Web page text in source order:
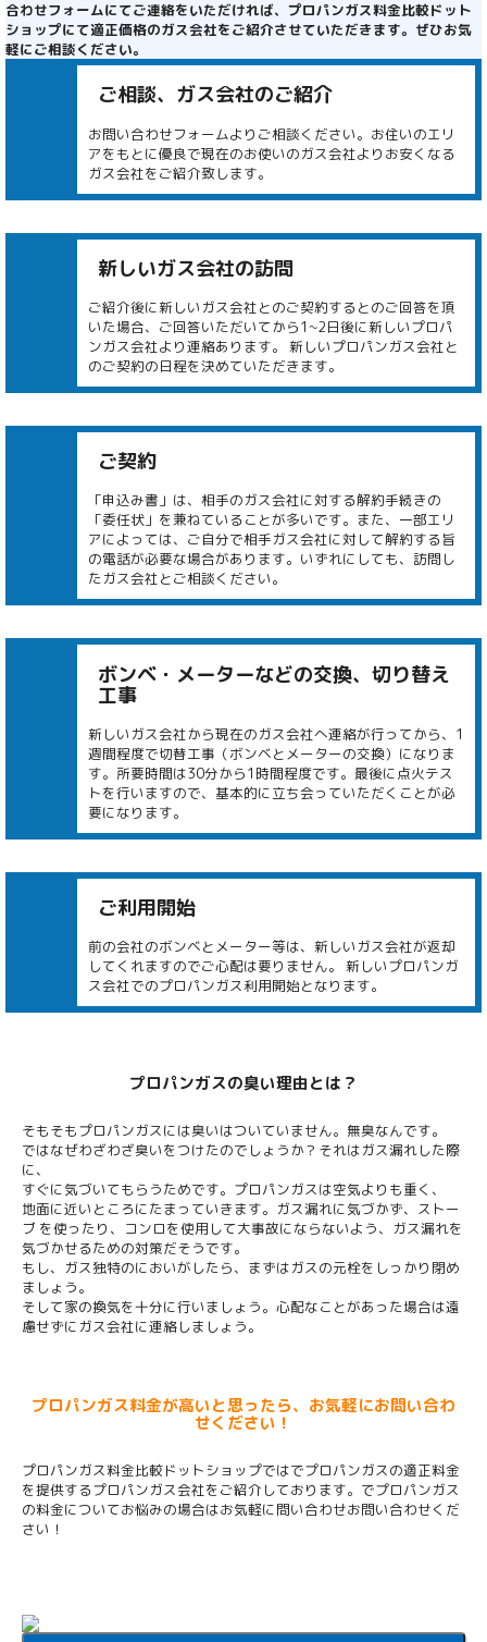
合わせフォームにてご連絡をいただければ、プロパンガス料金比較ドット
ショップにて適正価格のガス会社をご紹介させていただきます。ぜひお気
軽にご相談ください。
ご相談、ガス会社のご紹介
お問い合わせフォームよりご相談ください。お住いのエリ
アをもとに優良で現在のお使いのガス会社よりお安くなる
ガス会社をご紹介致します。
新しいガス会社の訪問
ご紹介後に新しいガス会社とのご契約するとのご回答を頂
いた場合、ご回答いただいてから1~2日後に新しいプロパ
ンガス会社より連絡あります。 新しいプロパンガス会社と
のご契約の日程を決めていただきます。
ご契約
「申込み書」は、相手のガス会社に対する解約手続きの
「委任状」を兼ねていることが多いです。また、一部エリ
アによっては、ご自分で相手ガス会社に対して解約する旨
の電話が必要な場合があります。いずれにしても、訪問し
たガス会社とご相談ください。
ボンベ・メーターなどの交換、切り替え
工事
新しいガス会社から現在のガス会社へ連絡が行ってから、1
週間程度で切替工事（ボンベとメーターの交換）になりま
す。所要時間は30分から1時間程度です。最後に点火テス
トを行いますので、基本的に立ち会っていただくことが必
要になります。
ご利用開始
前の会社のボンベとメーター等は、新しいガス会社が返却
してくれますのでご心配は要りません。 新しいプロパンガ
ス会社でのプロパンガス利用開始となります。
プロパンガスの臭い理由とは？
そもそもプロパンガスには臭いはついていません。無臭なんです。
ではなぜわざわざ臭いをつけたのでしょうか？それはガス漏れした際
に、
すぐに気づいてもらうためです。プロパンガスは空気よりも重く、
地面に近いところにたまっていきます。ガス漏れに気づかず、ストー
ブ を使ったり、コンロを使用して大事故にならないよう、ガス漏れを
気づかせるための対策だそうです。
もし、ガス独特のにおいがしたら、まずはガスの元栓をしっかり閉め
ましょう。
そして家の換気を十分に行いましょう。心配なことがあった場合は遠
慮せずにガス会社に連絡しましょう。
プロパンガス料金が高いと思ったら、お気軽にお問い合わ
せください！
プロパンガス料金比較ドットショップではでプロパンガスの適正料金
を提供するプロパンガス会社をご紹介しております。でプロパンガス
の料金についてお悩みの場合はお気軽に問い合わせお問い合わせくだ
さい！